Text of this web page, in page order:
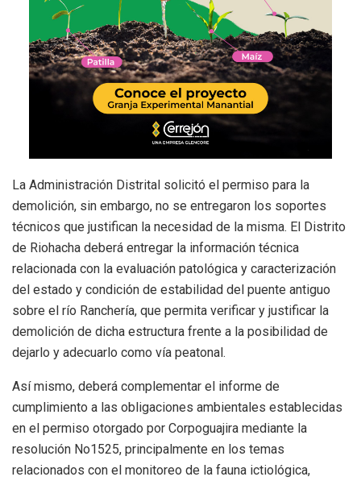
La Administración Distrital solicitó el permiso para la
demolición, sin embargo, no se entregaron los soportes
técnicos que justifican la necesidad de la misma. El Distrito
de Riohacha deberá entregar la información técnica
relacionada con la evaluación patológica y caracterización
del estado y condición de estabilidad del puente antiguo
sobre el río Ranchería, que permita verificar y justificar la
demolición de dicha estructura frente a la posibilidad de
dejarlo y adecuarlo como vía peatonal.
Así mismo, deberá complementar el informe de
cumplimiento a las obligaciones ambientales establecidas
en el permiso otorgado por Corpoguajira mediante la
resolución No1525, principalmente en los temas
relacionados con el monitoreo de la fauna ictiológica,